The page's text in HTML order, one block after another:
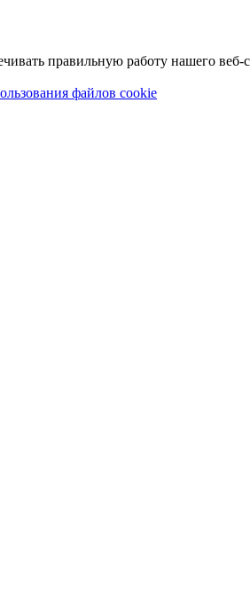
правильную работу нашего веб-
файлов cookie